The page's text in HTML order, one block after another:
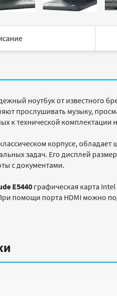
ноутбук от известного
прослушивать музыку,
к технической комплектации
корпусе,
задач. Его дисплей
с документами.
E5440 графическая карта
помощи порта HDMI можно